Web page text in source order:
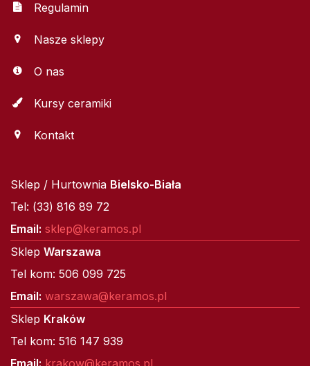
Regulamin
Nasze sklepy
O nas
Kursy ceramiki
Kontakt
Sklep / Hurtownia Bielsko-Biała
Tel: (33) 816 89 72
Email: sklep@keramos.pl
Sklep Warszawa
Tel kom: 506 099 725
Email: warszawa@keramos.pl
Sklep Kraków
Tel kom: 516 147 939